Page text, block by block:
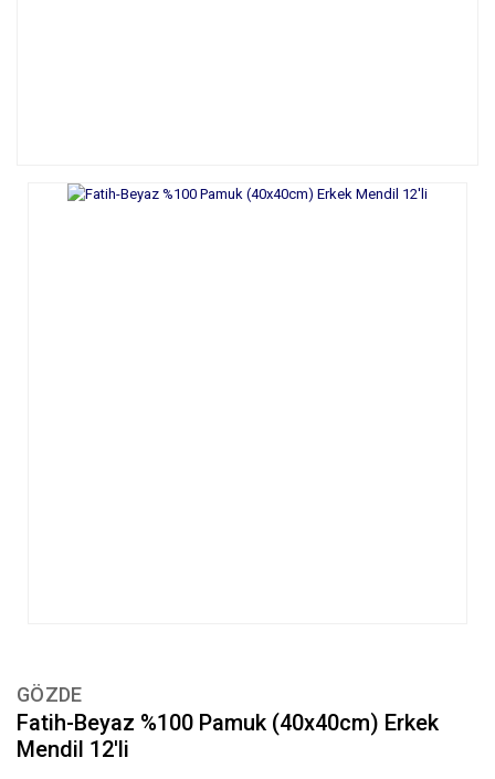
GÖZDE
Fatih-Beyaz %100 Pamuk (40x40cm) Erkek
Mendil 12'li